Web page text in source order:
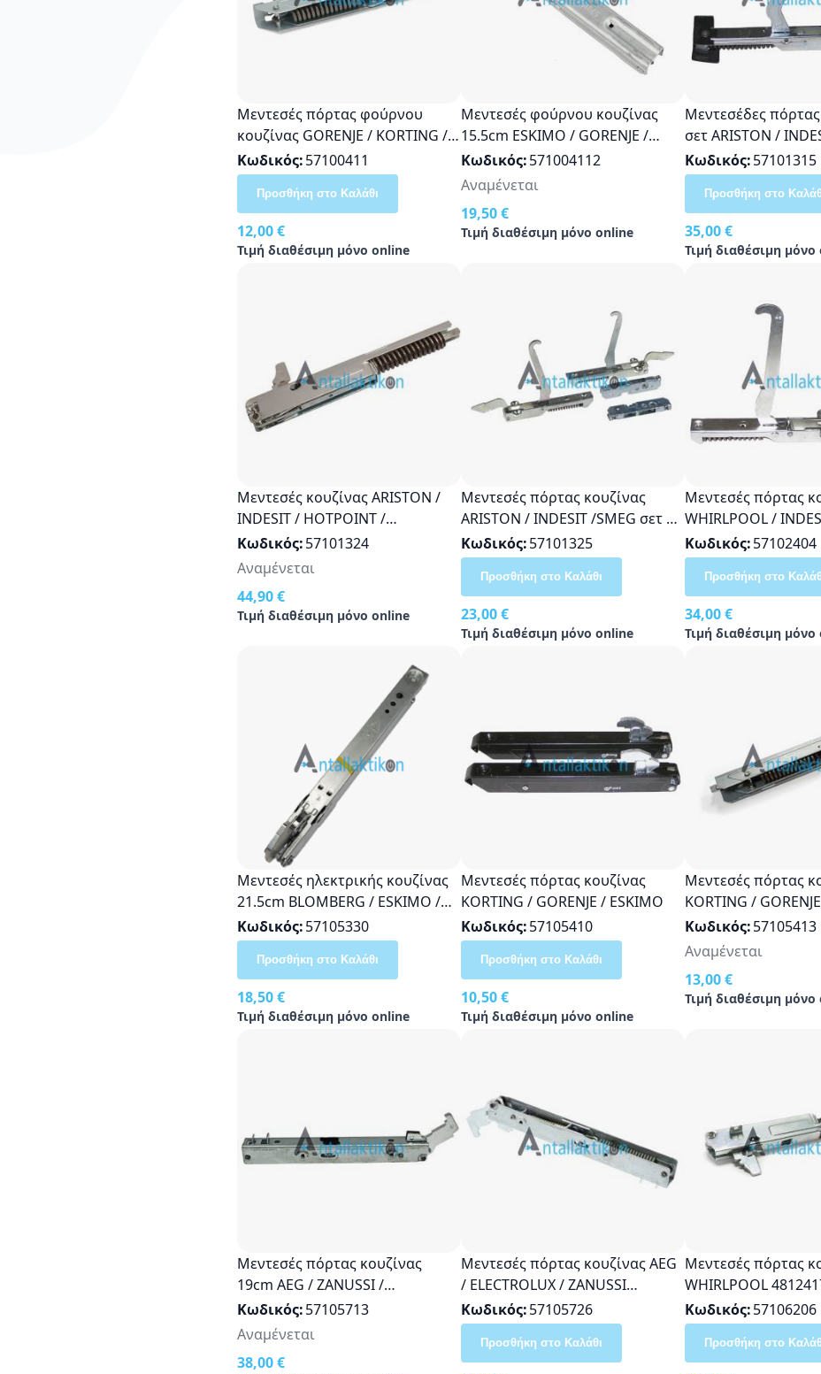
Μεντεσές πόρτας φούρνου
κουζίνας GORENJE / KORTING /
ELCO 271635-01, 605485, 625838-
00
Κωδικός 57100411
12,00 €
Τιμή διαθέσιμη μόνο online
Προσθήκη στο Καλάθι
Μεντεσές φούρνου κουζίνας
15.5cm ESKIMO / GORENJE /
KORTING Original 570152
Κωδικός 571004112
19,50 €
Τιμή διαθέσιμη μόνο online
Αναμένεται
Μεντεσέδες
σετ ARISTON /
Κωδικός 57101315
35,00 €
Τιμή διαθέσιμη
Προσθήκη στο
Μεντεσές κουζίνας ARISTON /
INDESIT / HOTPOINT /
WHIRPOOL original
482000027588
Κωδικός 57101324
44,90 €
Τιμή διαθέσιμη μόνο online
Αναμένεται
Μεντεσές πόρτας κουζίνας
ARISTON / INDESIT /SMEG σετ +
δυο υποδοχές
Κωδικός 57101325
23,00 €
Τιμή διαθέσιμη μόνο online
Προσθήκη στο Καλάθι
Μεντεσές πόρτας
WHIRLPOOL /
DELONGHI / ARISTON
482000027546
Κωδικός 57102404
34,00 €
Τιμή διαθέσιμη
Προσθήκη στο
Μεντεσές ηλεκτρικής κουζίνας
21.5cm BLOMBERG / ESKIMO /
AECELIK / VESTEL Original
37032476
Κωδικός 57105330
18,50 €
Τιμή διαθέσιμη μόνο online
Προσθήκη στο Καλάθι
Μεντεσές πόρτας κουζίνας
KORTING / GORENJE / ESKIMO
Κωδικός 57105410
10,50 €
Τιμή διαθέσιμη μόνο online
Προσθήκη στο Καλάθι
Μεντεσές πόρτας
KORTING /
228848, 228861
Κωδικός 57105413
13,00 €
Τιμή διαθέσιμη
Αναμένεται
Μεντεσές πόρτας κουζίνας
19cm AEG / ZANUSSI /
ELECTROLUX
Κωδικός 57105713
38,00 €
Αναμένεται
Μεντεσές πόρτας κουζίνας AEG
/ ELECTROLUX / ZANUSSI
3870159005, 3301540062,
3301540039 Original (1τμχ)
Κωδικός 57105726
Προσθήκη στο Καλάθι
Μεντεσές πόρτας
WHIRLPOOL
481241718839,
481941719397,
481941719458
Κωδικός 57106206
Προσθήκη στο